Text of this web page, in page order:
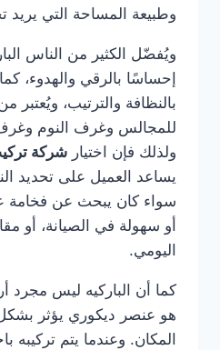
وطبيعة المساحة التي يريد
ويُفضّل الكثير من الناس
إحساسًا بالرقي والهدوء،
بالنظافة والترتيب، ويُعتبر
للمجالس وغرف النوم
ولذلك فإن اختيار شركة
يساعد العميل على تحديد
سواء كان يبحث عن فخامة
أو سهولة في الصيانة، أو
اليومي.
كما أن الباركيه ليس مجرد
هو عنصر ديكوري يؤثر
المكان. وعندما يتم تركيبه